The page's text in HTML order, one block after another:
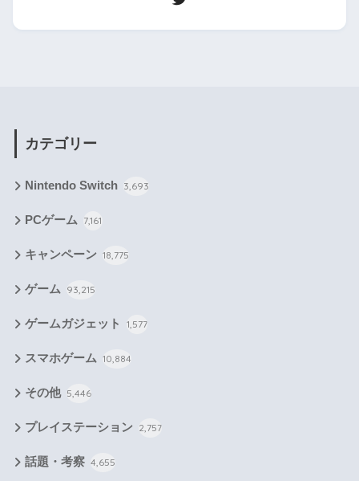
カテゴリー
Nintendo Switch 3,693
PCゲーム 7,161
キャンペーン 18,775
ゲーム 93,215
ゲームガジェット 1,577
スマホゲーム 10,884
その他 5,446
プレイステーション 2,757
話題・考察 4,655